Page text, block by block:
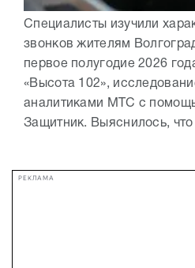
Специалисты изучили
звонков жителям
первое полугодие 2026
«Высота 102»,
аналитиками МТС с
Защитник. Выяснилось,
РЕКЛАМА